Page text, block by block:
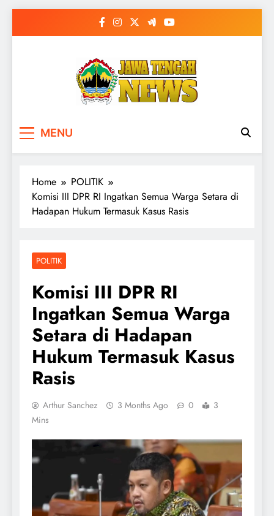
MENU
Home
POLITIK
Komisi III DPR RI Ingatkan Semua Warga Setara di
Hadapan Hukum Termasuk Kasus Rasis
POLITIK
Komisi III DPR RI
Ingatkan Semua Warga
Setara di Hadapan
Hukum Termasuk Kasus
Rasis
Arthur Sanchez 3 Months Ago 0
3
Mins